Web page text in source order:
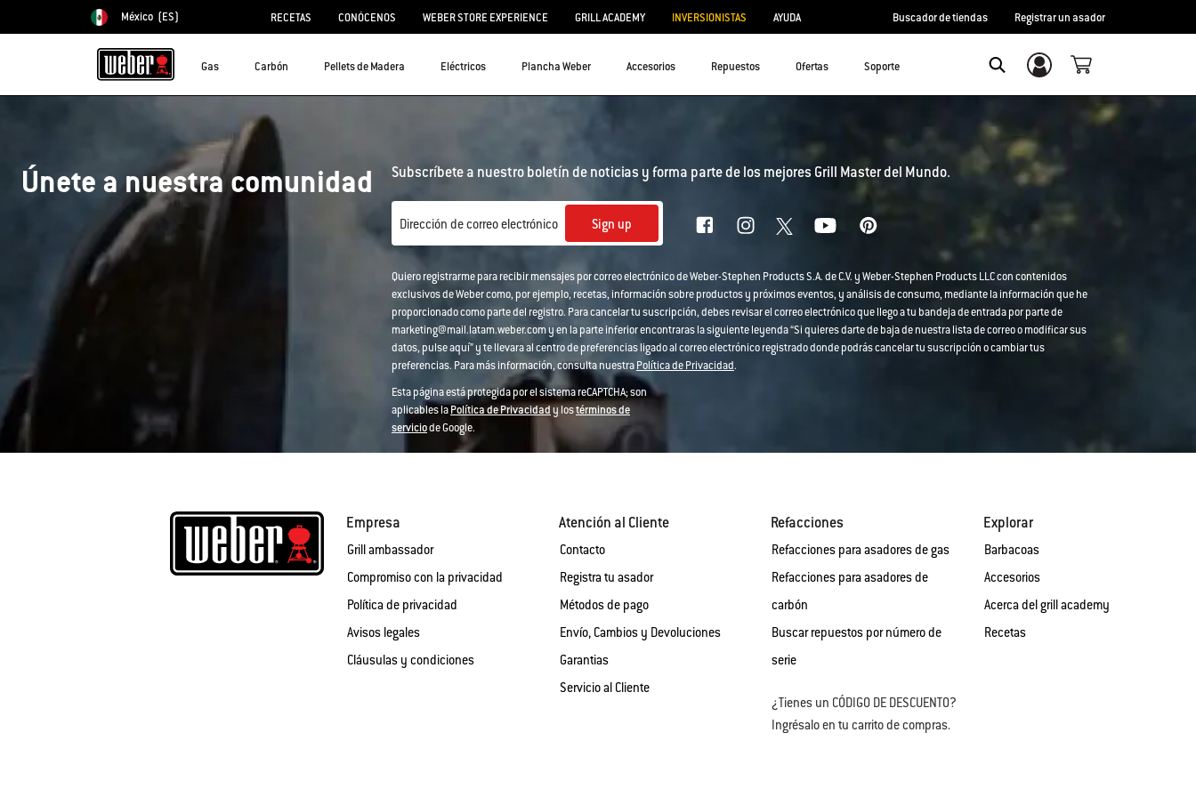
Elegir país
México (ES) RECETAS CONÓCENOS WEBER STORE EXPERIENCE GRILL ACADEMY INVERSIONISTAS AYUDA Buscador de tiendas Registrar un asador
Gas Carbón Pellets de Madera Eléctricos Plancha Weber Accesorios Repuestos Ofertas Soporte Inicio de sesión/registro
Únete a nuestra comunidad Subscríbete a nuestro boletín de noticias y forma parte de los mejores Grill Master del Mundo.
Dirección de correo electrónico Sign up
Quiero registrarme para recibir mensajes por correo electrónico de Weber-Stephen Products S.A. de C.V. y Weber-Stephen Products LLC con contenidos
exclusivos de Weber como, por ejemplo, recetas, información sobre productos y próximos eventos, y análisis de consumo, mediante la información que he
proporcionado como parte del registro. Para cancelar tu suscripción, debes revisar el correo electrónico que llego a tu bandeja de entrada por parte de
marketing@mail.latam.weber.com y en la parte inferior encontraras la siguiente leyenda “Si quieres darte de baja de nuestra lista de correo o modificar sus
datos, pulse aquí” y te llevara al centro de preferencias ligado al correo electrónico registrado donde podrás cancelar tu suscripción o cambiar tus
preferencias. Para más información, consulta nuestraPolítica de Privacidad.
Esta página está protegida por el sistema reCAPTCHA; son
aplicables laPolítica de Privacidady lostérminos de
serviciode Google.
Empresa
Grill ambassador
Compromiso con la privacidad
Política de privacidad
Avisos legales
Cláusulas y condiciones
Atención al Cliente
Contacto
Registra tu asador
Métodos de pago
Envío, Cambios y Devoluciones
Garantias
Servicio al Cliente
Refacciones
Refacciones para asadores de gas
Refacciones para asadores de
carbón
Buscar repuestos por número de
serie
¿Tienes un CÓDIGO DE DESCUENTO?
Ingrésalo en tu carrito de compras.
Explorar
Barbacoas
Accesorios
Acerca del grill academy
Recetas